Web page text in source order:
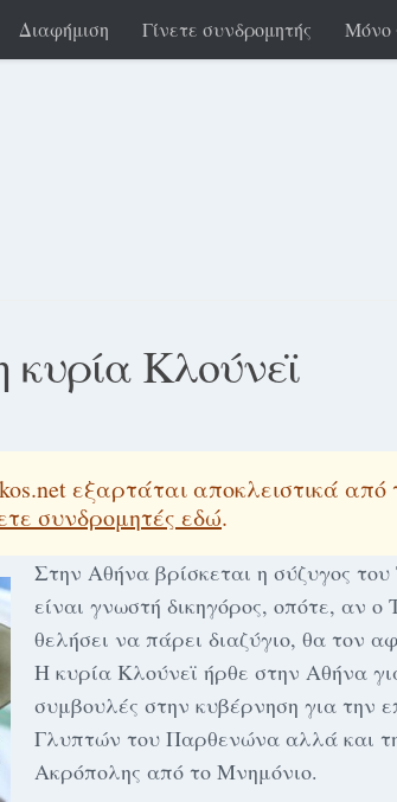
Διαφήμιση Γίνετε συνδρομητής Μόνο
Κλούνεϊ
εξαρτάται αποκλειστικά από
συνδρομητές εδώ.
Στην Αθήνα βρίσκεται η σύζυγος
είναι γνωστή δικηγόρος, οπότε, αν ο
θελήσει να πάρει διαζύγιο, θα τον
Η κυρία Κλούνεϊ ήρθε στην Αθήνα
συμβουλές στην κυβέρνηση για την
Γλυπτών του Παρθενώνα αλλά και
Ακρόπολης από το Μνημόνιο.